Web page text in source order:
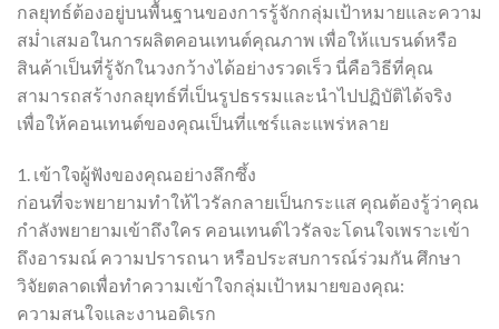
กลยุทธ์ต้องอยู่บนพื้นฐานของการรู้จักกลุ่มเป้าหมายและความ
สม่ำเสมอในการผลิตคอนเทนต์คุณภาพ เพื่อให้แบรนด์หรือ
สินค้าเป็นที่รู้จักในวงกว้างได้อย่างรวดเร็ว นี่คือวิธีที่คุณ
สามารถสร้างกลยุทธ์ที่เป็นรูปธรรมและนำไปปฏิบัติได้จริง
เพื่อให้คอนเทนต์ของคุณเป็นที่แชร์และแพร่หลาย
1. เข้าใจผู้ฟังของคุณอย่างลึกซึ้ง
ก่อนที่จะพยายามทำให้ไวรัลกลายเป็นกระแส คุณต้องรู้ว่าคุณ
กำลังพยายามเข้าถึงใคร คอนเทนต์ไวรัลจะโดนใจเพราะเข้า
ถึงอารมณ์ ความปรารถนา หรือประสบการณ์ร่วมกัน ศึกษา
วิจัยตลาดเพื่อทำความเข้าใจกลุ่มเป้าหมายของคุณ:
ความสนใจและงานอดิเรก